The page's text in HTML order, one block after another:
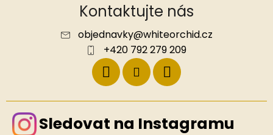
Kontaktujte nás
objednavky@whiteorchid.cz
+420 792 279 209
Sledovat na Instagramu